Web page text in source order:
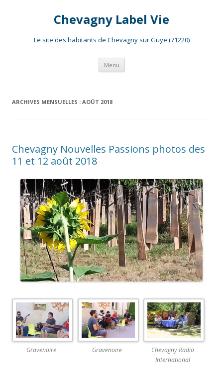
Chevagny Label Vie
Le site des habitants de Chevagny sur Guye (71220)
Menu Aller
contenu
ARCHIVES MENSUELLES : AOÛT 2018
Chevagny Nouvelles Passions photos des
11 et 12 août 2018
Gravenoire Gravenoire
Chevagny Radio
International